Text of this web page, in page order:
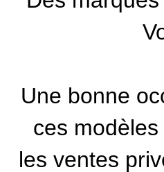
Une bonne
ces
les ventes